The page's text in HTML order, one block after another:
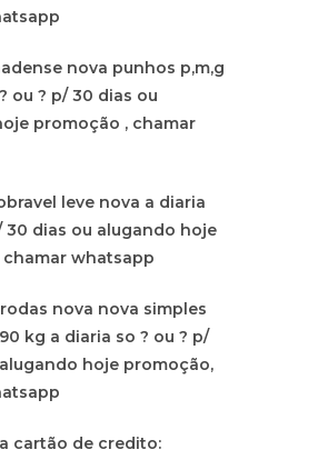
nova punhos p,m,g
ou ? p/ 30 dias ou
promoção , chamar
leve nova a diaria
30 dias ou alugando hoje
whatsapp
nova nova simples
kg a diaria so ? ou ? p/
hoje promoção,
cartão de credito: